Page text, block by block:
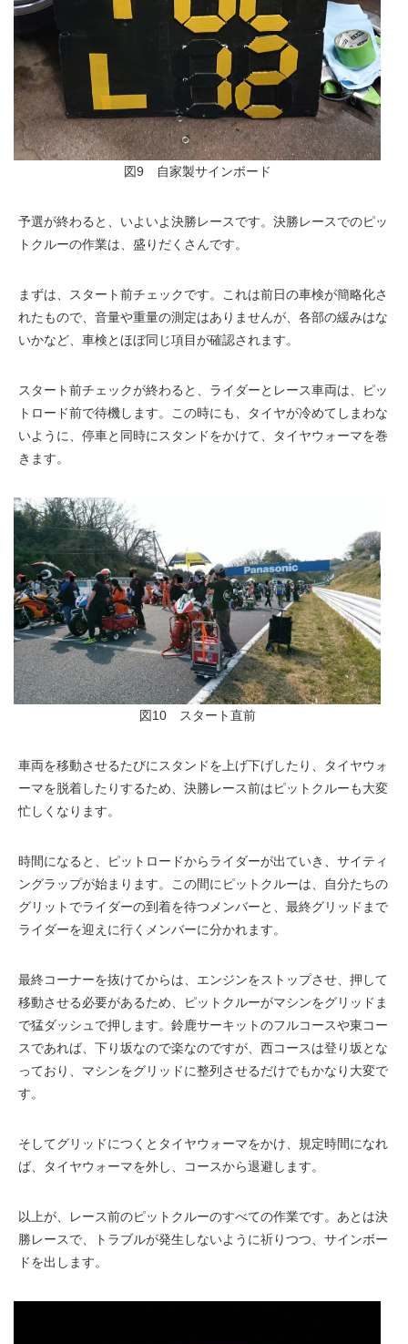
図9 自家製サインボード
予選が終わると、いよいよ決勝レースです。決勝レースでのピッ
トクルーの作業は、盛りだくさんです。
まずは、スタート前チェックです。これは前日の車検が簡略化さ
れたもので、音量や重量の測定はありませんが、各部の緩みはな
いかなど、車検とほぼ同じ項目が確認されます。
スタート前チェックが終わると、ライダーとレース車両は、ピッ
トロード前で待機します。この時にも、タイヤが冷めてしまわな
いように、停車と同時にスタンドをかけて、タイヤウォーマを巻
きます。
図10 スタート直前
車両を移動させるたびにスタンドを上げ下げしたり、タイヤウォ
ーマを脱着したりするため、決勝レース前はピットクルーも大変
忙しくなります。
時間になると、ピットロードからライダーが出ていき、サイティ
ングラップが始まります。この間にピットクルーは、自分たちの
グリットでライダーの到着を待つメンバーと、最終グリッドまで
ライダーを迎えに行くメンバーに分かれます。
最終コーナーを抜けてからは、エンジンをストップさせ、押して
移動させる必要があるため、ピットクルーがマシンをグリッドま
で猛ダッシュで押します。鈴鹿サーキットのフルコースや東コー
スであれば、下り坂なので楽なのですが、西コースは登り坂とな
っており、マシンをグリッドに整列させるだけでもかなり大変で
す。
そしてグリッドにつくとタイヤウォーマをかけ、規定時間になれ
ば、タイヤウォーマを外し、コースから退避します。
以上が、レース前のピットクルーのすべての作業です。あとは決
勝レースで、トラブルが発生しないように祈りつつ、サインボー
ドを出します。